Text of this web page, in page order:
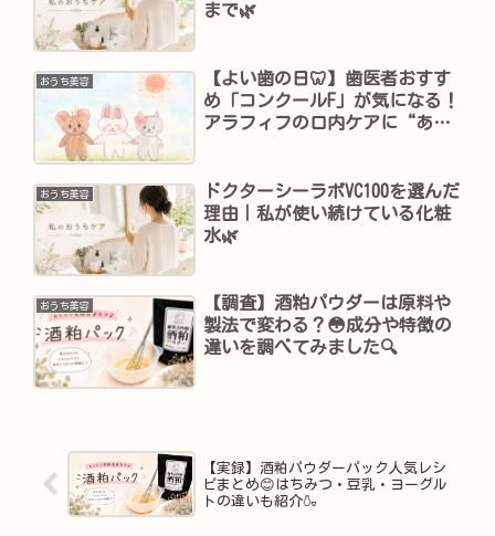
まで🌿
おうち美容
【よい歯の日🦷】歯医者おすす
め「コンクールF」が気になる！
アラフィフの口内ケアに“あと
おうち美容
ドクターシーラボVC100を選んだ
理由｜私が使い続けている化粧
水🌿
おうち美容
【調査】酒粕パウダーは原料や
製法で変わる？😳成分や特徴の
違いを調べてみました🔍
【実録】酒粕パウダーパック人気レシ
ピまとめ😊はちみつ・豆乳・ヨーグル
トの違いも紹介🍶